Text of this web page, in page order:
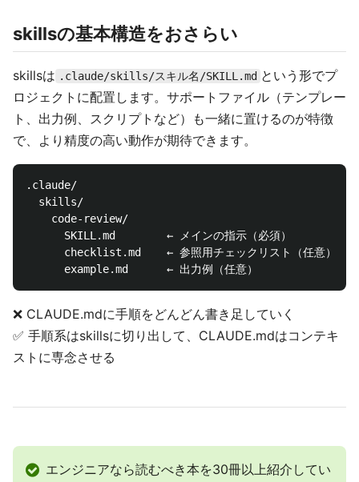
skillsの基本構造をおさらい
skillsは .claude/skills/スキル名/SKILL.md という形でプ
ロジェクトに配置します。サポートファイル（テンプレー
ト、出力例、スクリプトなど）も一緒に置けるのが特徴
で、より精度の高い動作が期待できます。
.claude/
  skills/
    code-review/
      SKILL.md        ← メインの指示（必須）
      checklist.md    ← 参照用チェックリスト（任意）
❌ CLAUDE.mdに手順をどんどん書き足していく
✅ 手順系はskillsに切り出して、CLAUDE.mdはコンテキ
ストに専念させる
エンジニアなら読むべき本を30冊以上紹介してい